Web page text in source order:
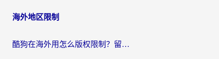
海外地区限制
酷狗在海外用怎么版权限制？留学生亲测：3步解决听国内音乐难题